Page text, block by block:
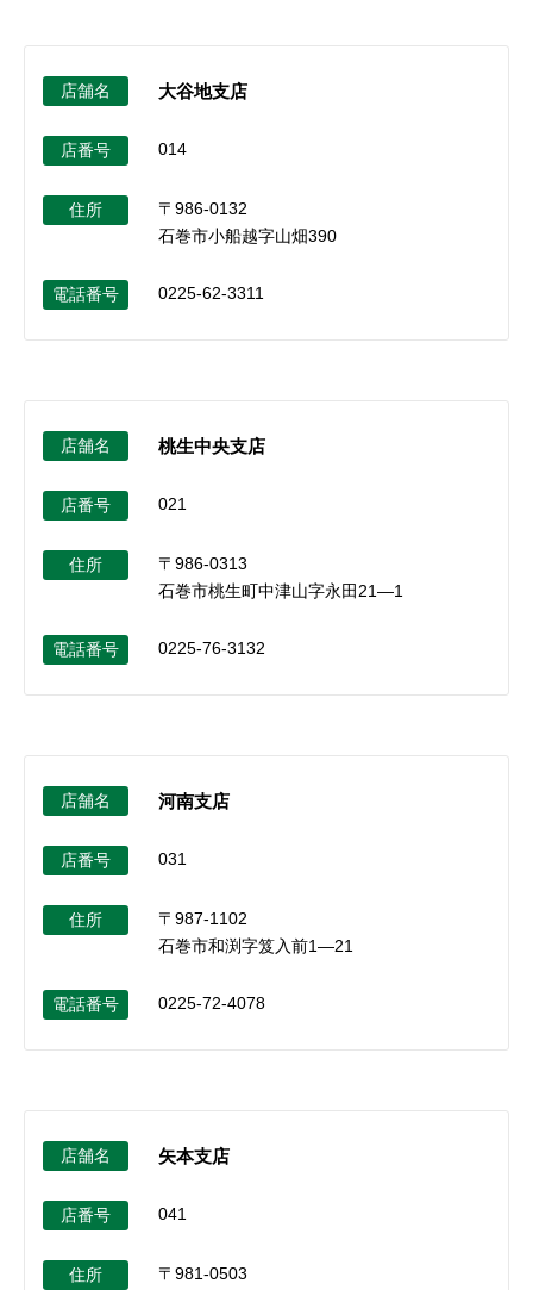
店舗名 大谷地支店
店番号 014
住所
〒986-0132
石巻市小船越字山畑390
電話番号 0225-62-3311
店舗名 桃生中央支店
店番号 021
住所
〒986-0313
石巻市桃生町中津山字永田21―1
電話番号 0225-76-3132
店舗名 河南支店
店番号 031
住所
〒987-1102
石巻市和渕字笈入前1―21
電話番号 0225-72-4078
店舗名 矢本支店
店番号 041
住所
〒981-0503